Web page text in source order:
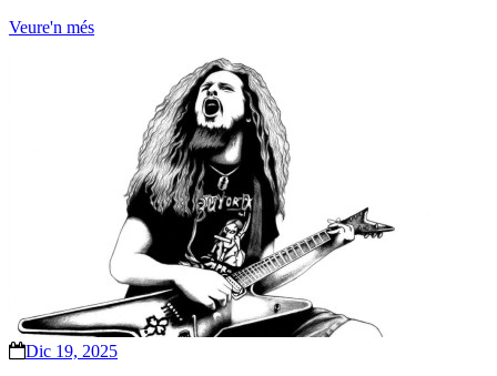
Veure'n més
Dic 19, 2025